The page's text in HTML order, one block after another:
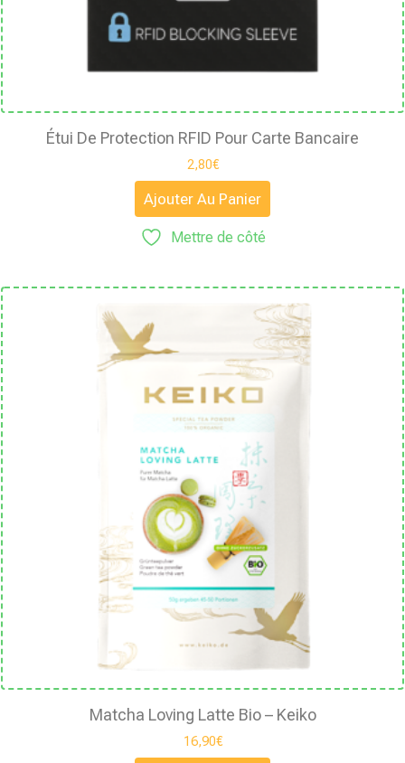
Étui De Protection RFID Pour Carte Bancaire
2,80€
Ajouter Au Panier
Mettre de côté
Matcha Loving Latte Bio – Keiko
16,90€